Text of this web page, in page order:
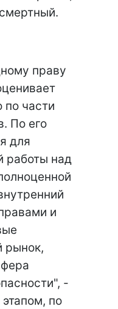
праву
по части
По его
для
работы над
и
рынок,
-
по